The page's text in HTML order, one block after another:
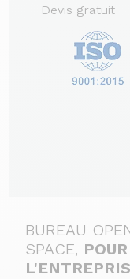
Devis gratuit
BUREAU
SPACE,